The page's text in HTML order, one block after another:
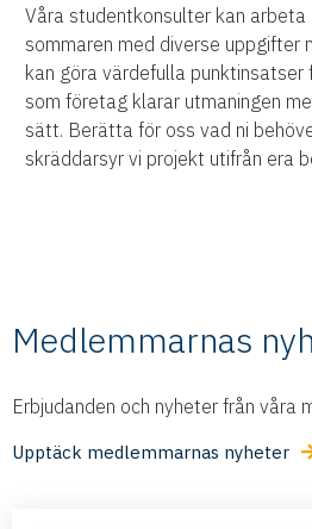
Våra studentkonsulter kan
sommaren med diverse uppgifter
kan göra värdefulla
som företag klarar utmaningen
sätt. Berätta för oss vad ni
skräddarsyr vi projekt utifrån era
Medlemmarnas
Erbjudanden och nyheter från våra
Upptäck medlemmarnas nyheter